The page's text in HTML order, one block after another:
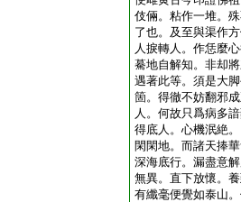
伎倆。粘作一堆。
了也。及至與渠作
人捩轉人。作恁麼
驀地自解知。非却
遇著此等。須是大
箇。得徹不妨翻邪
人。何故只爲病多
得底人。心機泯絶
閑閑地。而諸天捧
深海底行。漏盡意
無異。直下放懷。
有纖毫便覺如泰山